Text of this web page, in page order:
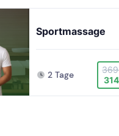
Sportmassage
2 Tage